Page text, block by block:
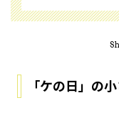
「ケの日」の